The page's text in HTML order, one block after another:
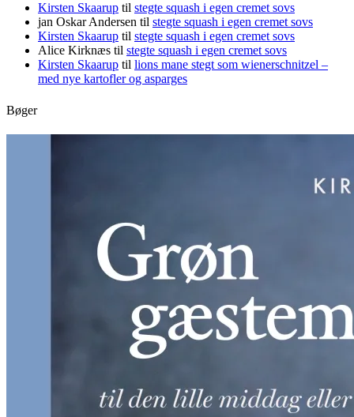
Kirsten Skaarup til stegte squash i egen cremet sovs
jan Oskar Andersen til stegte squash i egen cremet sovs
Kirsten Skaarup til stegte squash i egen cremet sovs
Alice Kirknæs til stegte squash i egen cremet sovs
Kirsten Skaarup til lions mane stegt som wienerschnitzel –
med nye kartofler og asparges
Bøger